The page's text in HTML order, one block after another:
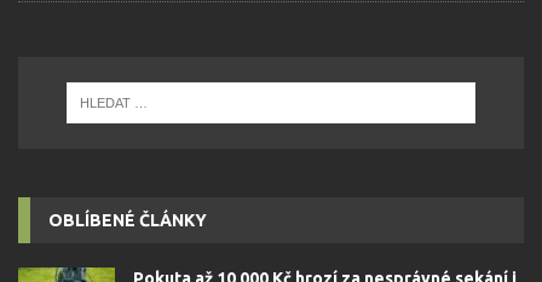
OBLÍBENÉ ČLÁNKY